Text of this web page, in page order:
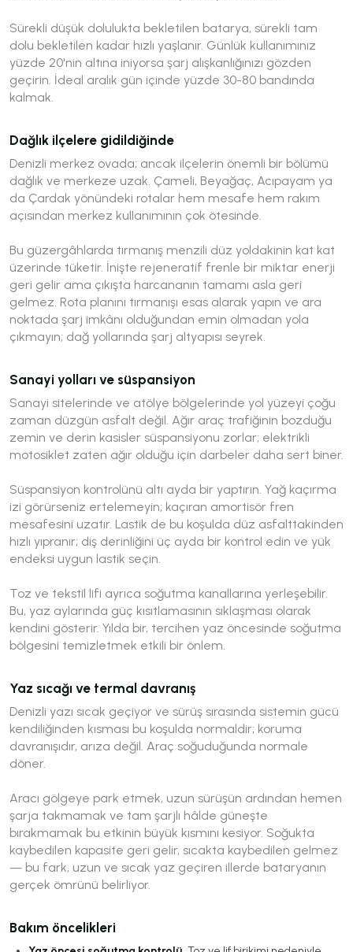
Sürekli düşük dolulukta bekletilen batarya, sürekli tam
dolu bekletilen kadar hızlı yaşlanır. Günlük kullanımınız
yüzde 20'nin altına iniyorsa şarj alışkanlığınızı gözden
geçirin. İdeal aralık gün içinde yüzde 30-80 bandında
kalmak.
Dağlık ilçelere gidildiğinde
Denizli merkez ovada; ancak ilçelerin önemli bir bölümü
dağlık ve merkeze uzak. Çameli, Beyağaç, Acıpayam ya
da Çardak yönündeki rotalar hem mesafe hem rakım
açısından merkez kullanımının çok ötesinde.
Bu güzergâhlarda tırmanış menzili düz yoldakinin kat kat
üzerinde tüketir. İnişte rejeneratif frenle bir miktar enerji
geri gelir ama çıkışta harcananın tamamı asla geri
gelmez. Rota planını tırmanışı esas alarak yapın ve ara
noktada şarj imkânı olduğundan emin olmadan yola
çıkmayın; dağ yollarında şarj altyapısı seyrek.
Sanayi yolları ve süspansiyon
Sanayi sitelerinde ve atölye bölgelerinde yol yüzeyi çoğu
zaman düzgün asfalt değil. Ağır araç trafiğinin bozduğu
zemin ve derin kasisler süspansiyonu zorlar; elektrikli
motosiklet zaten ağır olduğu için darbeler daha sert biner.
Süspansiyon kontrolünü altı ayda bir yaptırın. Yağ kaçırma
izi görürseniz ertelemeyin; kaçıran amortisör fren
mesafesini uzatır. Lastik de bu koşulda düz asfalttakinden
hızlı yıpranır; diş derinliğini üç ayda bir kontrol edin ve yük
endeksi uygun lastik seçin.
Toz ve tekstil lifi ayrıca soğutma kanallarına yerleşebilir.
Bu, yaz aylarında güç kısıtlamasının sıklaşması olarak
kendini gösterir. Yılda bir, tercihen yaz öncesinde soğutma
bölgesini temizletmek etkili bir önlem.
Yaz sıcağı ve termal davranış
Denizli yazı sıcak geçiyor ve sürüş sırasında sistemin gücü
kendiliğinden kısması bu koşulda normaldir; koruma
davranışıdır, arıza değil. Araç soğuduğunda normale
döner.
Aracı gölgeye park etmek, uzun sürüşün ardından hemen
şarja takmamak ve tam şarjlı hâlde güneşte
bırakmamak bu etkinin büyük kısmını kesiyor. Soğukta
kaybedilen kapasite geri gelir, sıcakta kaybedilen gelmez
— bu fark, uzun ve sıcak yaz geçiren illerde bataryanın
gerçek ömrünü belirliyor.
Bakım öncelikleri